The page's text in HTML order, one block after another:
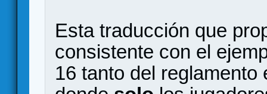
Esta traducción que
consistente con el
16 tanto del